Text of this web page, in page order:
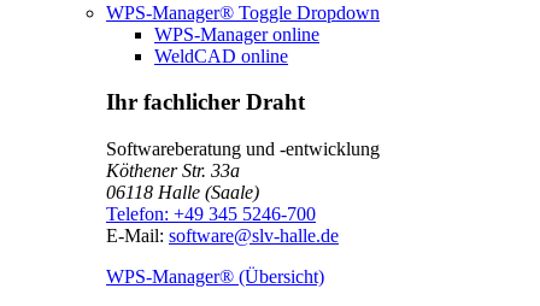
WPS-Manager® Toggle Dropdown
WPS-Manager online
WeldCAD online
Ihr fachlicher Draht
Softwareberatung und -entwicklung
Köthener Str. 33a
06118 Halle (Saale)
Telefon: +49 345 5246-700
E-Mail: software@slv-halle.de
WPS-Manager® (Übersicht)